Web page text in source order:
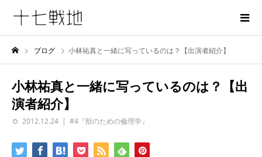
ブログ 小林祐真と一緒に写っているのは？【出演者紹介】
小林祐真と一緒に写っているのは？【出
演者紹介】
2012.12.24 #4『獣のための倫理学』